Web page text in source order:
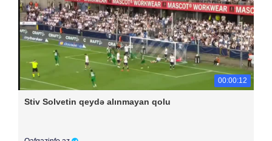
00:00:12
Stiv Solvetin qeydə alınmayan qolu